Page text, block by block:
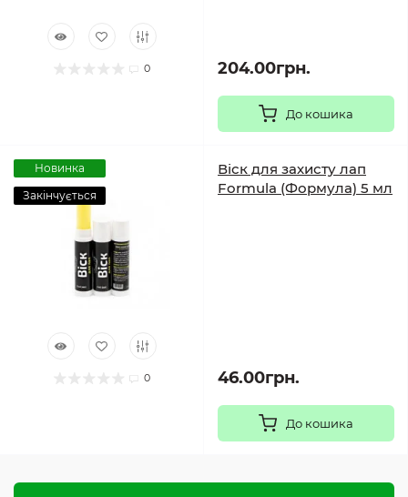
0 204.00грн.
До кошика
Новинка
Закінчується
0
Віск для захисту лап
Formula (Формула) 5 мл
46.00грн.
До кошика